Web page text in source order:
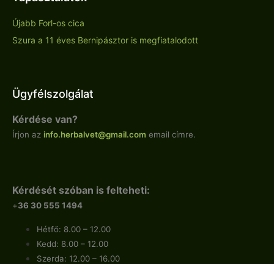
Újabb Forl-os cica
Szura a 11 éves Bernipásztor is megfiatalodott
Ügyfélszolgálat
Kérdése van?
Írjon az info.herbalvet@gmail.com email címre.
Kérdését szóban is felteheti:
+36 30 555 1494
Hétfő: 8.00 – 12.00
Kedd: 8.00 – 12.00
Szerda: 12.00 – 16.00